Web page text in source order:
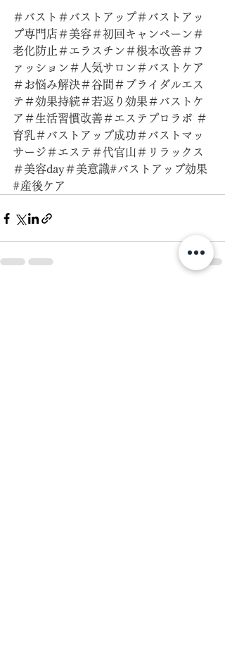
＃バスト＃バストアップ＃バストアッ
プ専門店＃美容＃初回キャンペーン＃
老化防止＃エラスチン＃根本改善＃フ
ァッション＃人気サロン＃バストケア
＃お悩み解決＃谷間＃ブライダルエス
テ＃効果持続＃若返り効果＃バストケ
ア＃生活習慣改善＃エステプロラボ ＃
育乳＃バストアップ成功＃バストマッ
サージ＃エステ＃代官山＃リラックス
＃美容day＃美意識#バストアップ効果
#産後ケア